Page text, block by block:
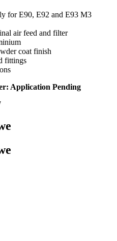
for E90, E92 and E93 M3
air feed and filter
coat finish
fittings
Application Pending